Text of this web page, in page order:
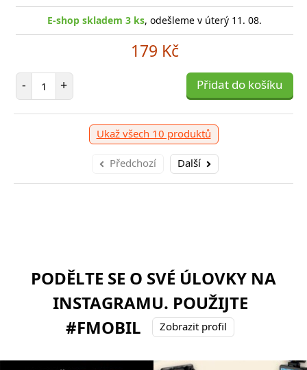
E-shop skladem 3 ks, odešleme v úterý 11. 08.
179 Kč
- Počet položek
+ Přidat do košíku
Ukaž všech 10 produktů
Předchozí Další
PODĚLTE SE O SVÉ ÚLOVKY NA
INSTAGRAMU. POUŽIJTE
#FMOBIL
Zobrazit profil